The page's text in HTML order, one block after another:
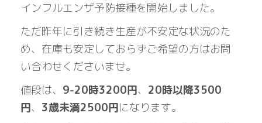
インフルエンザ予防接種を開始しました。
ただ昨年に引き続き生産が不安定な状況のた
め、在庫も安定しておらずご希望の方はお問
い合わせくださいませ。
値段は、 9-20時3200円、 20時以降3500
円、 3歳未満2500円になります。